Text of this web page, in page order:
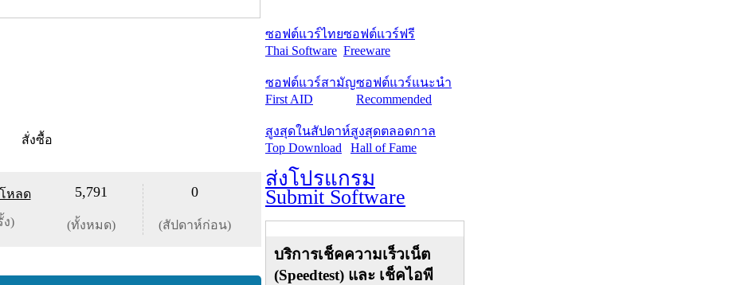
สั่งซื้อ
หลด
ง)
5,791
(ทั้งหมด)
0
(สัปดาห์ก่อน)
ซอฟต์แวร์ไทย
Thai Software
ซอฟต์แวร์ฟรี
Freeware
ซอฟต์แวร์สามัญ
First AID
ซอฟต์แวร์แนะนำ
Recommended
สูงสุดในสัปดาห์
Top Download
สูงสุดตลอดกาล
Hall of Fame
ส่งโปรแกรม
Submit Software
บริการเช็คความเร็วเน็ต
(Speedtest) และ เช็คไอพี